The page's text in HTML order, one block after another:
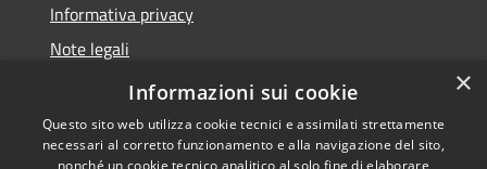
Informativa privacy
Note legali
Dichiarazione di accessibilità
×
Informazioni sui cookie
Questo sito web utilizza cookie tecnici e assimilati strettamente
necessari al corretto funzionamento e alla navigazione del sito,
nonché un cookie tecnico analitico al solo fine di elaborare